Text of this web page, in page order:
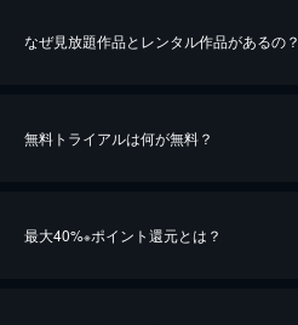
なぜ見放題作品とレンタル作品があるの？
無料トライアルは何が無料？
最大40%※ポイント還元とは？